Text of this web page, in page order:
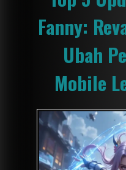
Fanny:
Ubah
Mobile